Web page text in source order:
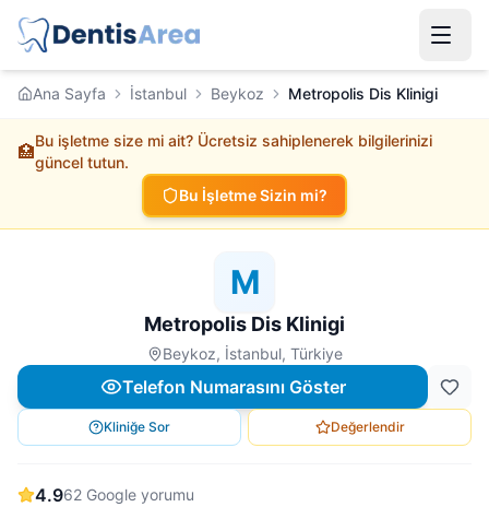
Ana Sayfa İstanbul Beykoz Metropolis Dis Klinigi
🏥
Bu işletme size mi ait? Ücretsiz sahiplenerek bilgilerinizi
güncel tutun.
Bu İşletme Sizin mi?
M
Metropolis Dis Klinigi
Beykoz, İstanbul, Türkiye
Telefon Numarasını Göster
Kliniğe Sor Değerlendir
4.962 Google yorumu